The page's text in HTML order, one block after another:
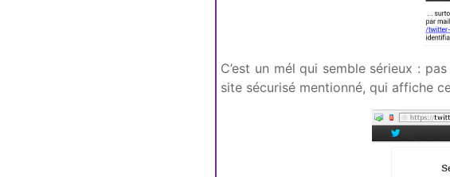
C’est un mél qui semble sérieux :
site sécurisé mentionné, qui affiche